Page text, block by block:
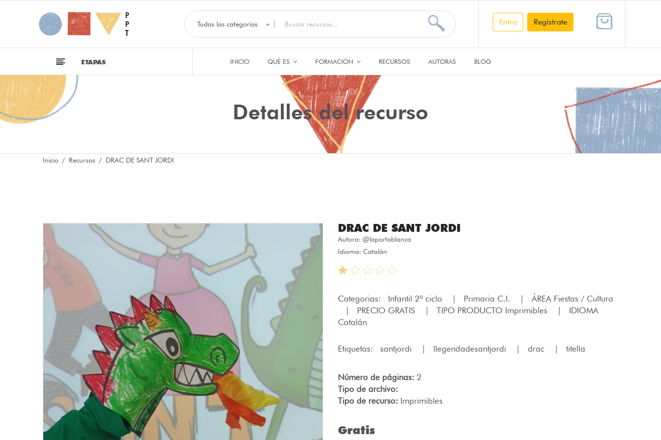
Todas las categorías Entra Regístrate
ETAPAS INICIO QUÉ ES FORMACIÓN RECURSOS AUTORAS BLOG
Detalles del recurso
Inicio Recursos DRAC DE SANT JORDI
DRAC DE SANT JORDI
Autora: @laportablanca
Idioma: Catalán
Categorias: Infantil 2º ciclo Primaria C.I.
ÁREA Fiestas / Cultura
PRECIO GRATIS TIPO PRODUCTO Imprimibles
IDIOMA
Catalán
Etiquetas: santjordi llegendadesantjordi drac titella
Número de páginas: 2
Tipo de archivo:
Tipo de recurso: Imprimibles
Gratis